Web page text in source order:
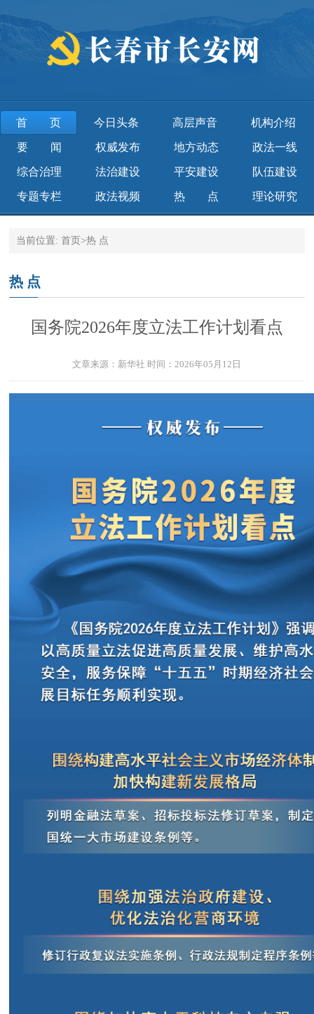
首页 今日头条 高层声音 机构介绍
要 闻 权威发布 地方动态 政法一线
综合治理 法治建设 平安建设 队伍建设
专题专栏 政法视频 热 点 理论研究
当前位置:首页>热 点
热 点
国务院2026年度立法工作计划看点
文章来源： 新华社 时间： 2026年05月12日